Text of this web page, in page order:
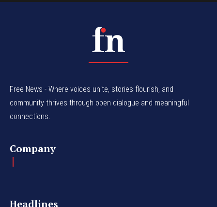
Free News - Where voices unite, stories flourish, and
community thrives through open dialogue and meaningful
connections.
Company
Headlines